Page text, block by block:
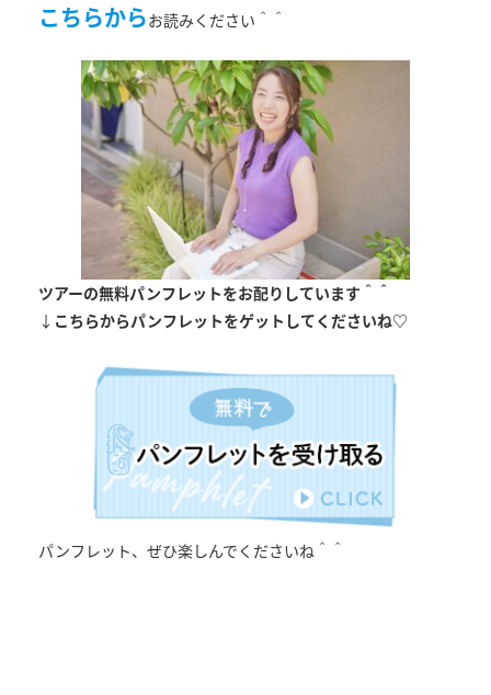
こちらからお読みください＾＾
ツアーの無料パンフレットをお配りしています＾＾
↓ こちらからパンフレットをゲットしてくださいね♡
パンフレット、ぜひ楽しんでくださいね＾＾